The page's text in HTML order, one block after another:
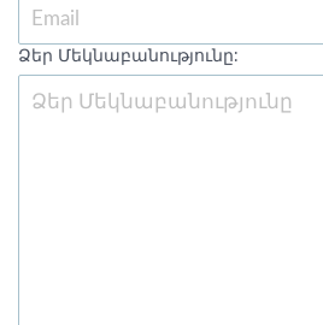
Ձեր Մեկնաբանությունը: